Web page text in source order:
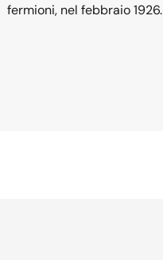
fermioni, nel febbraio 1926.